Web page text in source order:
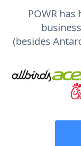
POWR
(besides